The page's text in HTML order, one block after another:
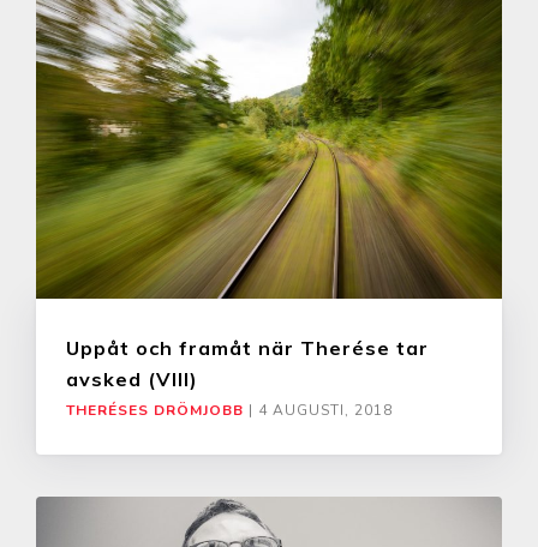
Uppåt och framåt när Therése tar
avsked (VIII)
THERÉSES DRÖMJOBB | 4 AUGUSTI, 2018